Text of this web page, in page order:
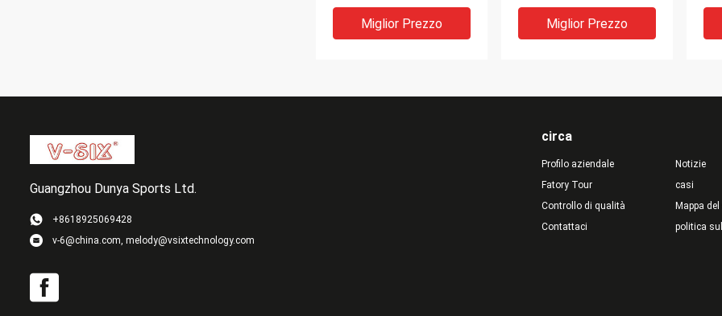
bene mobile pieghevole
facile della gamba
Miglior Prezzo Miglior Prezzo
Guangzhou Dunya Sports Ltd.
+8618925069428
v-6@china.com, melody@vsixtechnology.com
circa
Profilo aziendale
Fatory Tour
Controllo di qualità
Contattaci
Notizie
casi
Mappa
politica